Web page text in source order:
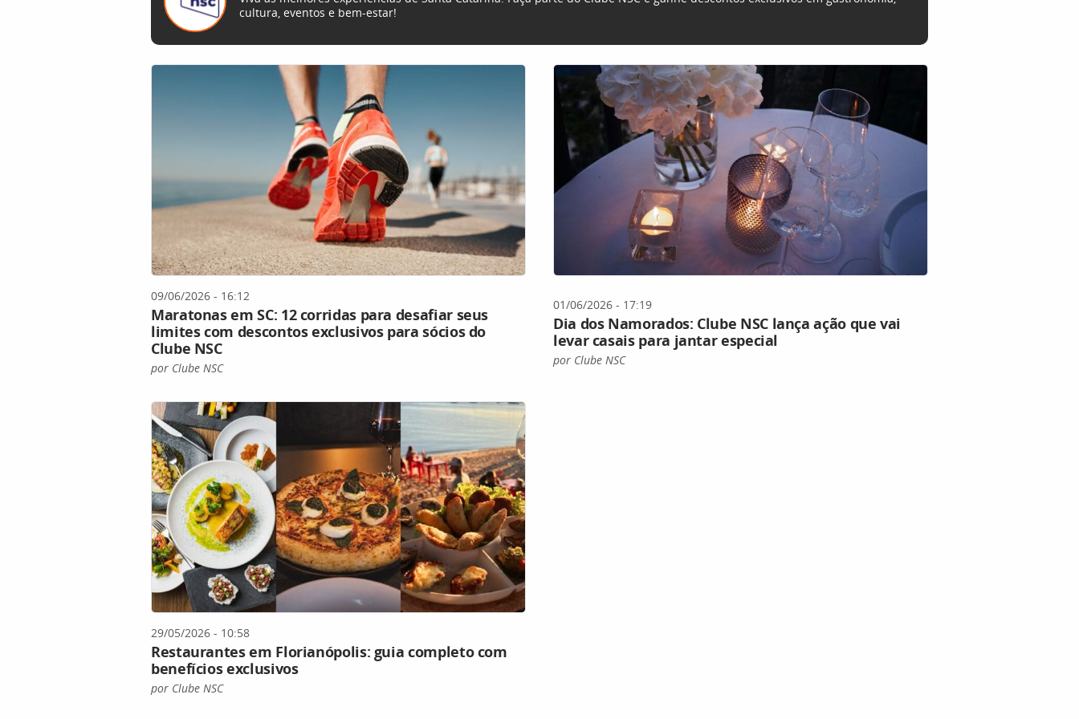
cultura, eventos e bem-estar!
09/06/2026 - 16:12
Maratonas em SC: 12 corridas para desafiar seus
limites com descontos exclusivos para sócios do
Clube NSC
por Clube NSC
01/06/2026 - 17:19
Dia dos Namorados: Clube NSC lança ação que vai
levar casais para jantar especial
por Clube NSC
29/05/2026 - 10:58
Restaurantes em Florianópolis: guia completo com
benefícios exclusivos
por Clube NSC